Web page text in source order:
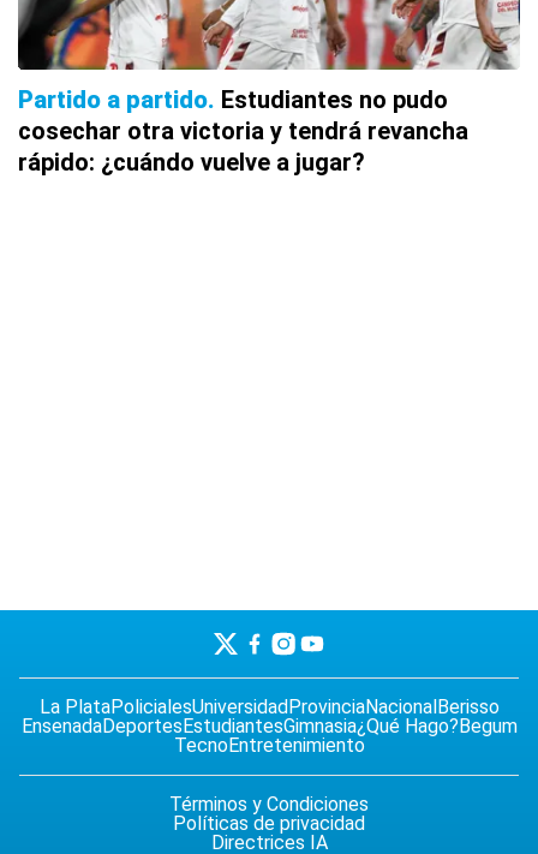
Partido a partido Estudiantes no pudo
cosechar otra victoria y tendrá revancha
rápido: ¿cuándo vuelve a jugar?
La PlataPolicialesUniversidad ProvinciaNacional Berisso
EnsenadaDeportes EstudiantesGimnasia¿Qué Hago? Begum
TecnoEntretenimiento
Términos y Condiciones
Políticas de privacidad
Directrices IA